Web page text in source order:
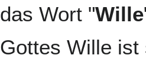
das Wort "Wille
Gottes Wille ist